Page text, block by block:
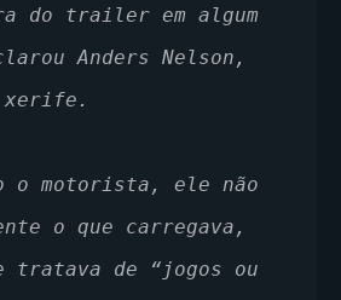
do trailer em algum
Anders Nelson,
xerife.
o motorista, ele não
o que carregava,
tratava de “jogos ou